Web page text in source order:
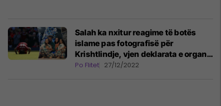
Salah ka nxitur reagime të botës
islame pas fotografisë për
Krishtlindje, vjen deklarata e organit
këshillues islamik të Egjiptit
Po Flitet 27/12/2022